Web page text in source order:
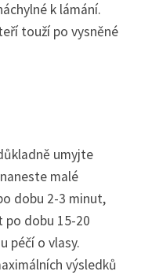
k lámání.
touží po vysněné
umyjte
malé
dobu 2-3 minut,
po dobu 15-20
péčí o vlasy.
výsledků